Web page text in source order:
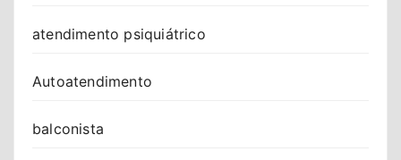
atendimento psiquiátrico
Autoatendimento
balconista